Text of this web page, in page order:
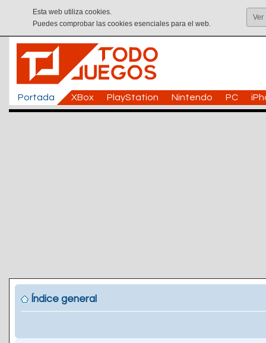
Esta web utiliza cookies.
Puedes comprobar las cookies esenciales para el web.
Ver
Portada XBox PlayStation Nintendo PC
Índice general